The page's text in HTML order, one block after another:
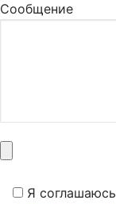
Сообщение
Я